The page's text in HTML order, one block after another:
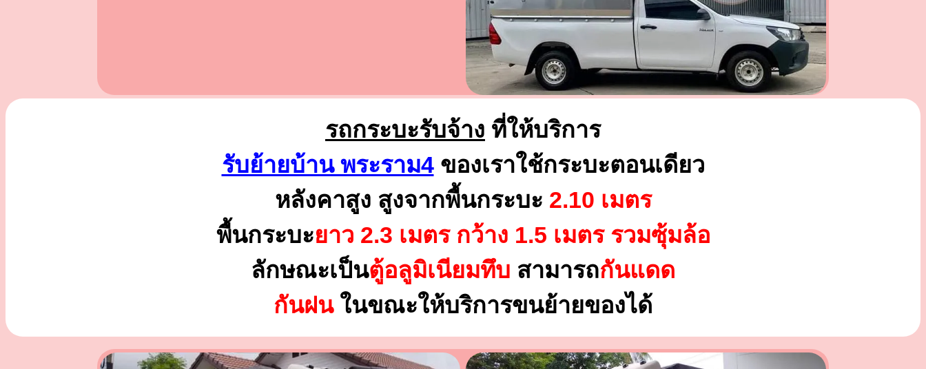
รถกระบะรับจ้าง ที่ให้บริการ
รับย้ายบ้าน พระราม4ของเราใช้กระบะตอนเดียว
หลังคาสูง สูงจากพื้นกระบะ 2.10 เมตร
พื้นกระบะยาว 2.3 เมตร กว้าง 1.5 เมตร รวมซุ้มล้อ
ลักษณะเป็นตู้อลูมิเนียมทึบ สามารถกันแดด
กันฝนในขณะให้บริการขนย้ายของได้